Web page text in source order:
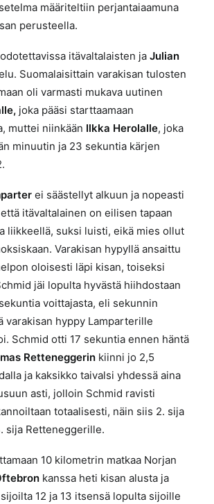
määriteltiin perjantaiaamuna
perusteella.
itävaltalaisten ja Julian
Suomalaisittain varakisan tulosten
oli varmasti mukava uutinen
joka pääsi starttaamaan
muttei niinkään Ilkka Herolalle, joka
minuutin ja 23 sekuntia kärjen
ei säästellyt alkuun ja nopeasti
itävaltalainen on eilisen tapaan
liikkeellä, suksi luisti, eikä mies ollut
Varakisan hypyllä ansaittu
oloisesti läpi kisan, toiseksi
jäi lopulta hyvästä hiihdostaan
voittajasta, eli sekunnin
varakisan hyppy Lamparterille
Schmid otti 17 sekuntia ennen häntä
Retteneggerin kiinni jo 2,5
ja kaksikko taivalsi yhdessä aina
asti, jolloin Schmid ravisti
totaalisesti, näin siis 2. sija
sija Retteneggerille.
10 kilometrin matkaa Norjan
kanssa heti kisan alusta ja
12 ja 13 itsensä lopulta sijoille